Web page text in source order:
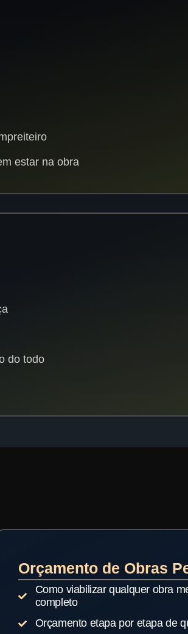
estar na obra
do todo
Orçamento de Obras
Como viabilizar qualquer obra
completo
Orçamento etapa por etapa de